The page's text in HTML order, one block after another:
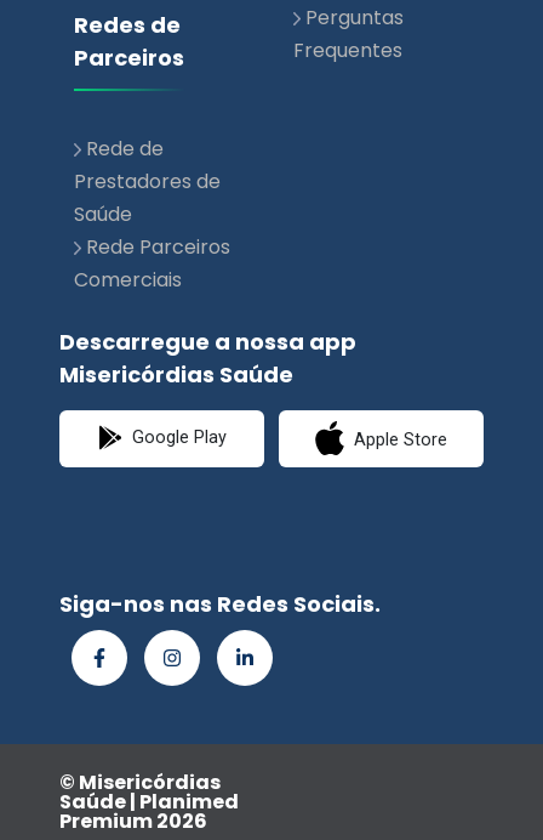
Redes de
Parceiros
Rede de
Prestadores de
Saúde
Rede Parceiros
Comerciais
Perguntas
Frequentes
Descarregue a nossa app
Misericórdias Saúde
Google Play Apple Store
Siga-nos nas Redes Sociais.
© Misericórdias
Saúde | Planimed
Premium 2026